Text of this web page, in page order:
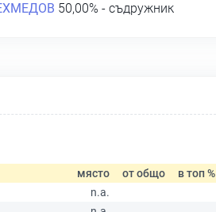
50,00% - съдружник
място от общо в топ %
n.a.